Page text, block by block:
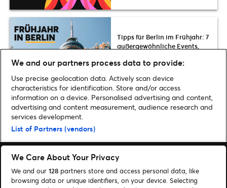
Tipps für Berlin im Frühjahr: 7
außergewöhnliche Events,
Home Musik
Maren Morris bringt ihren Country-Pop live nach Berlin |
Tickets & Infos
We and our partners process data to provide:
Use precise geolocation data. Actively scan device
characteristics for identification. Store and/or access
information on a device. Personalised advertising and content,
advertising and content measurement, audience research and
services development.
List of Partners (vendors)
We Care About Your Privacy
We and our 128 partners store and access personal data, like
browsing data or unique identifiers, on your device. Selecting